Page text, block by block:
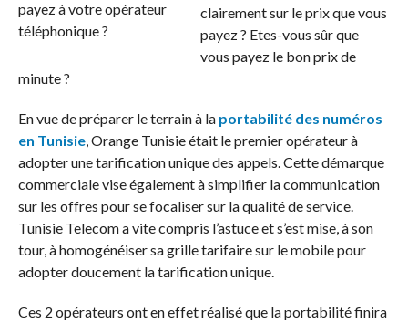
clairement sur le prix que vous
payez ? Etes-vous sûr que
vous payez le bon prix de
minute ?
En vue de préparer le terrain à la portabilité des numéros
en Tunisie, Orange Tunisie était le premier opérateur à
adopter une tarification unique des appels. Cette démarque
commerciale vise également à simplifier la communication
sur les offres pour se focaliser sur la qualité de service.
Tunisie Telecom a vite compris l’astuce et s’est mise, à son
tour, à homogénéiser sa grille tarifaire sur le mobile pour
adopter doucement la tarification unique.
Ces 2 opérateurs ont en effet réalisé que la portabilité finira